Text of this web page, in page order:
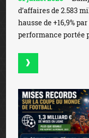
d’affaires de 2.583
hausse de +16,9%
performance portée